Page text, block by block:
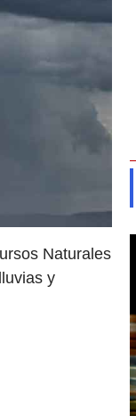
Naturales
y